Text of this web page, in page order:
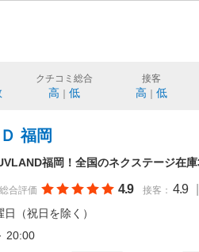
クチコミ総合
高 低
接客
高 低
福岡
福岡！全国のネクステージ在庫
総合評価 4.9 接客： 4.9
（祝日を除く）
20:00